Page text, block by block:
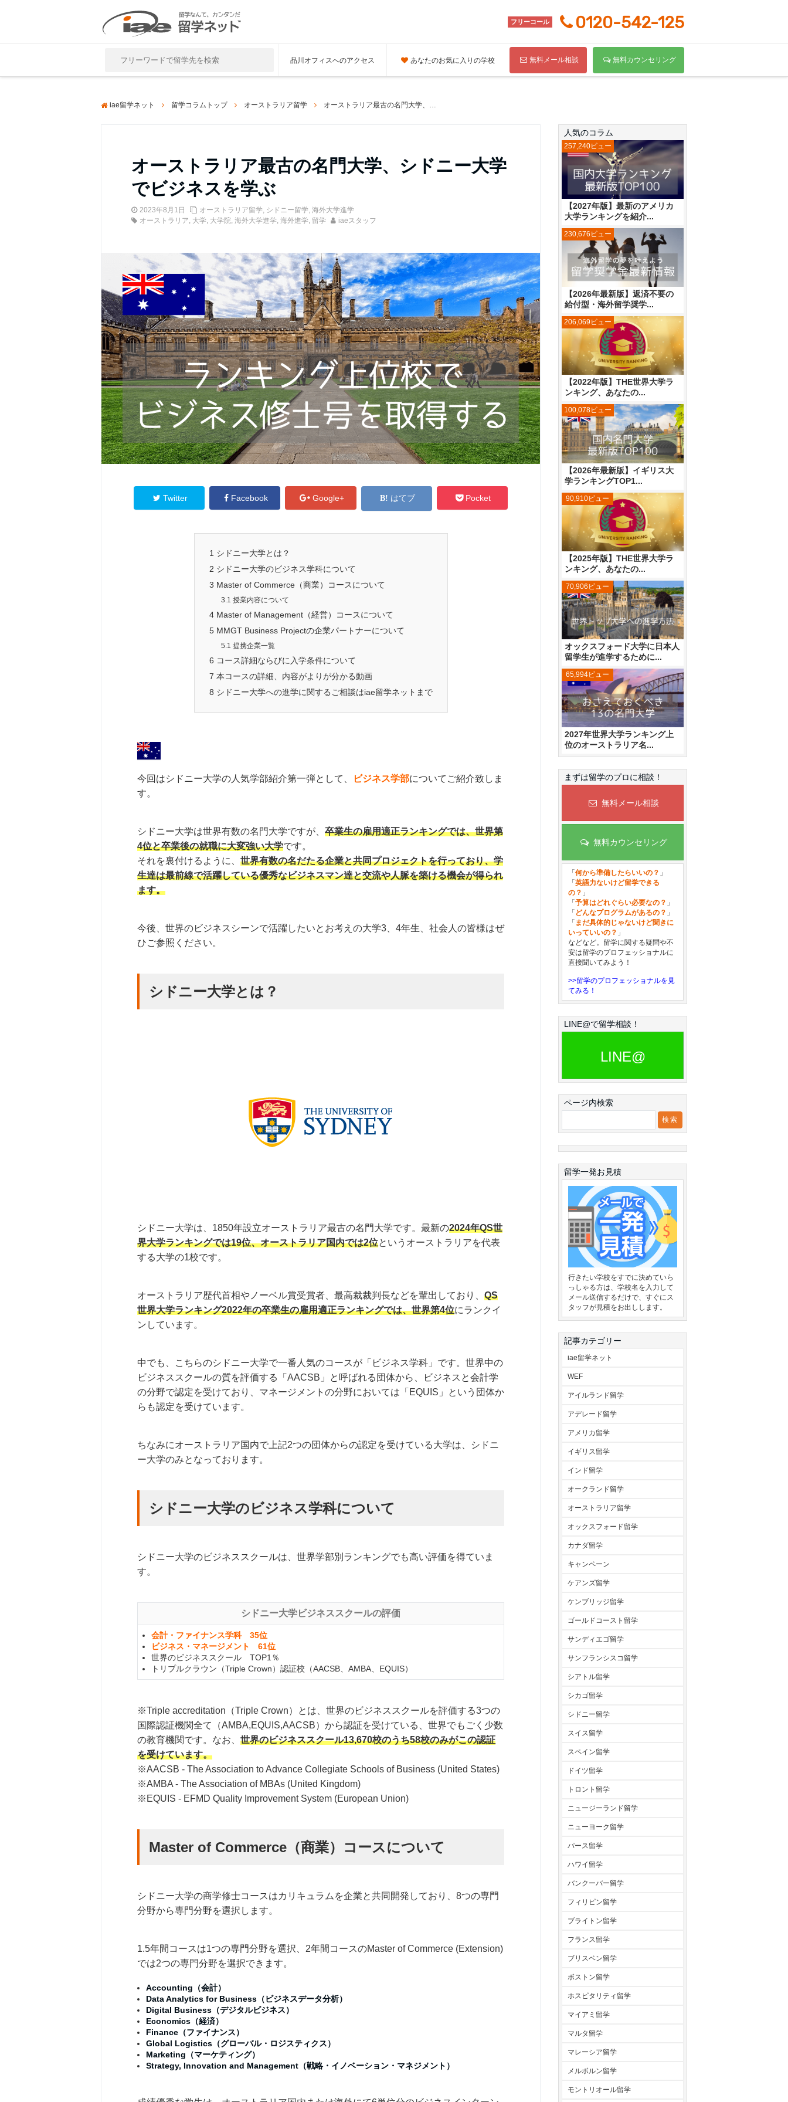
フリーコール 0120-542-125
品川オフィスへのアクセス あなたのお気に入りの学校 無料メール相談 無料カウンセリング
iae留学ネット 留学コラムトップ オーストラリア留学 オーストラリア最古の名門大学、シドニー大学でビジネスを学ぶ
オーストラリア最古の名門大学、シドニー大学
でビジネスを学ぶ
2023年8月1日 オーストラリア留学, シドニー留学, 海外大学進学
オーストラリア, 大学, 大学院, 海外大学進学, 海外進学, 留学 iaeスタッフ
Twitter Facebook Google+ はてブ Pocket
1 シドニー大学とは？
2 シドニー大学のビジネス学科について
3 Master of Commerce（商業）コースについて
3.1 授業内容について
4Master of Management（経営）コースについて
5MMGT Business Projectの企業パートナーについて
5.1 提携企業一覧
6 コース詳細ならびに入学条件について
7 本コースの詳細、内容がよりが分かる動画
8 シドニー大学への進学に関するご相談はiae留学ネットまで
今回はシドニー大学の人気学部紹介第一弾として、 ビジネス学部についてご紹介致しま
す。
シドニー大学は世界有数の名門大学ですが、 卒業生の雇用適正ランキングでは、世界第
4位と卒業後の就職に大変強い大学です。
それを裏付けるように、 世界有数の名だたる企業と共同プロジェクトを行っており、学
生達は最前線で活躍している優秀なビジネスマン達と交流や人脈を築ける機会が得られ
ます。
今後、世界のビジネスシーンで活躍したいとお考えの大学3、4年生、社会人の皆様はぜ
ひご参照ください。
シドニー大学とは？
シドニー大学は、1850年設立オーストラリア最古の名門大学です。最新の2024年QS世
界大学ランキングでは19位、オーストラリア国内では2位というオーストラリアを代表
する大学の1校です。
オーストラリア歴代首相やノーベル賞受賞者、最高裁裁判長などを輩出しており、 QS
世界大学ランキング2022年の卒業生の雇用適正ランキングでは、世界第4位にランクイ
ンしています。
中でも、こちらのシドニー大学で一番人気のコースが「ビジネス学科」です。世界中の
ビジネススクールの質を評価する「AACSB」と呼ばれる団体から、ビジネスと会計学
の分野で認定を受けており、マネージメントの分野においては「EQUIS」という団体か
らも認定を受けています。
ちなみにオーストラリア国内で上記2つの団体からの認定を受けている大学は、シドニ
ー大学のみとなっております。
シドニー大学のビジネス学科について
シドニー大学のビジネススクールは、世界学部別ランキングでも高い評価を得ていま
す。
シドニー大学ビジネススクールの評価
会計・ファイナンス学科 35位
ビジネス・マネージメント 61位
世界のビジネススクール TOP1％
トリプルクラウン（Triple Crown）認証校（AACSB、AMBA、EQUIS）
※Triple accreditation（Triple Crown）とは、世界のビジネススクールを評価する3つの
国際認証機関全て（AMBA,EQUIS,AACSB）から認証を受けている、世界でもごく少数
の教育機関です。なお、 世界のビジネススクール13,670校のうち58校のみがこの認証
を受けています。
※AACSB - The Association to Advance Collegiate Schools of Business (United States)
※AMBA - The Association of MBAs (United Kingdom)
※EQUIS - EFMD Quality Improvement System (European Union)
Master of Commerce（商業）コースについて
シドニー大学の商学修士コースはカリキュラムを企業と共同開発しており、8つの専門
分野から専門分野を選択します。
1.5年間コースは1つの専門分野を選択、2年間コースのMaster of Commerce (Extension)
では2つの専門分野を選択できます。
Accounting（会計）
Data Analytics for Business（ビジネスデータ分析）
Digital Business（デジタルビジネス）
Economics（経済）
Finance（ファイナンス）
Global Logistics（グローバル・ロジスティクス）
Marketing（マーケティング）
Strategy, Innovation and Management（戦略・イノベーション・マネジメント）
人気のコラム
【2027年版】最新のアメリカ
大学ランキングを紹介...
257,240ビュー
【2026年最新版】返済不要の
給付型・海外留学奨学...
230,676ビュー
【2022年版】THE世界大学ラ
ンキング、あなたの...
206,069ビュー
【2026年最新版】イギリス大
学ランキングTOP1...
100,078ビュー
【2025年版】THE世界大学ラ
ンキング、あなたの...
90,910ビュー
オックスフォード大学に日本人
留学生が進学するために...
70,906ビュー
2027年世界大学ランキング上
位のオーストラリア名...
65,994ビュー
まずは留学のプロに相談！
無料メール相談
無料カウンセリング
「 何から準備したらいいの？ 」
「 英語力ないけど留学できる
の？ 」
「 予算はどれぐらい必要なの？ 」
「 どんなプログラムがあるの？ 」
「 まだ具体的じゃないけど聞きに
いっていいの？ 」
などなど。留学に関する疑問や不
安は留学のプロフェッショナルに
直接聞いてみよう！
>>留学のプロフェッショナルを見
てみる！
LINE@で留学相談！
LINE@
ページ内検索
留学一発お見積
行きたい学校をすでに決めていら
っしゃる方は、学校名を入力して
メール送信するだけで、すぐにス
タッフが見積をお出しします。
記事カテゴリー
iae留学ネット
WEF
アイルランド留学
アデレード留学
アメリカ留学
イギリス留学
インド留学
オークランド留学
オーストラリア留学
オックスフォード留学
カナダ留学
キャンペーン
ケアンズ留学
ケンブリッジ留学
ゴールドコースト留学
サンディエゴ留学
サンフランシスコ留学
シアトル留学
シカゴ留学
シドニー留学
スイス留学
スペイン留学
ドイツ留学
トロント留学
ニュージーランド留学
ニューヨーク留学
パース留学
ハワイ留学
バンクーバー留学
フィリピン留学
ブライトン留学
フランス留学
ブリスベン留学
ボストン留学
ホスピタリティ留学
マイアミ留学
マルタ留学
マレーシア留学
メルボルン留学
モントリオール留学